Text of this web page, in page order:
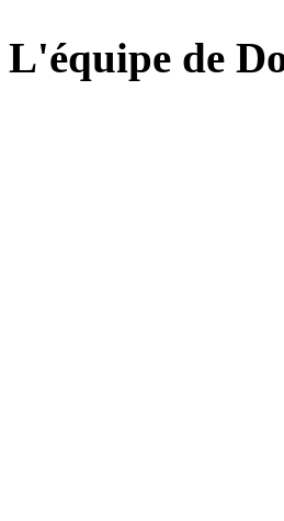
L'équipe de